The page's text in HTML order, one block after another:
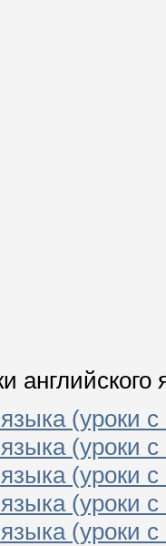
английского
(уроки
(уроки
(уроки
(уроки
(уроки